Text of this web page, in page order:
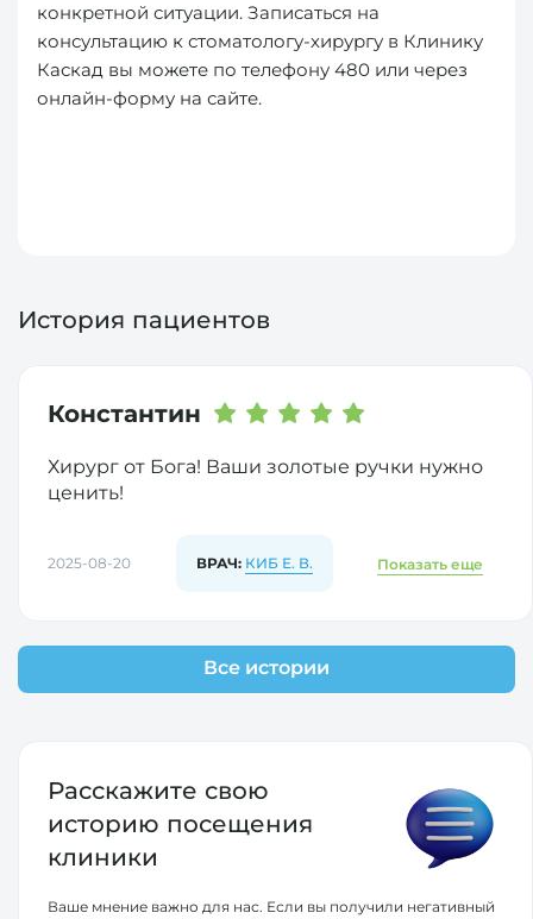
конкретной ситуации. Записаться на
консультацию к стоматологу-хирургу в Клинику
Каскад вы можете по телефону 480 или через
онлайн-форму на сайте.
История пациентов
Все истории
Константин
Хирург от Бога! Ваши золотые ручки нужно
ценить!
2025-08-20 ВРАЧ: КИБ Е. В. Показать еще
Расскажите свою
историю посещения
клиники
Ваше мнение важно для нас. Если вы получили негативный